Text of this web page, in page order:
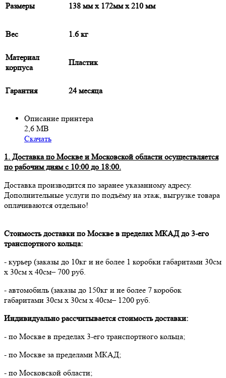
Размеры 138 мм x 172мм x 210 мм
Вес 1.6 кг
Материал
корпуса
Пластик
Гарантия 24 месяца
Описание принтера
2,6 МВ
Скачать
1. Доставка по Москве и Московской области осуществляется
по рабочим дням с 10:00 до 18:00.
Доставка производится по заранее указанному адресу.
Дополнительные услуги по подъёму на этаж, выгрузке товара
оплачиваются отдельно!
Стоимость доставки по Москве в пределах МКАД до 3-его
транспортного кольца:
- курьер (заказы до 10кг и не более 1 коробки габаритами 30см
х 30см х 40см– 700 руб.
- автомобиль (заказы до 150кг и не более 7 коробок
габаритами 30см х 30см х 40см– 1200 руб.
Индивидуально рассчитывается стоимость доставки:
- по Москве в пределах 3-его транспортного кольца;
- по Москве за пределами МКАД;
- по Московской области;